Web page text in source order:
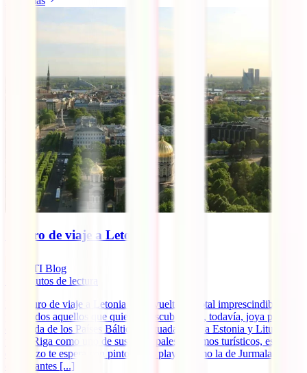
Seguro de viaje a Letonia
IATI Blog
minutos de lectura
El seguro de viaje a Letonia se ha vuelto un total imprescindible
para todos aquellos que quieren descubrir esta, todavía, joya poco
conocida de los Países Bálticos. Situada junto a Estonia y Lituania,
y con Riga como uno de sus principales reclamos turísticos, este
destinazo te espera con pintorescas playas como la de Jurmala,
exuberantes [...]